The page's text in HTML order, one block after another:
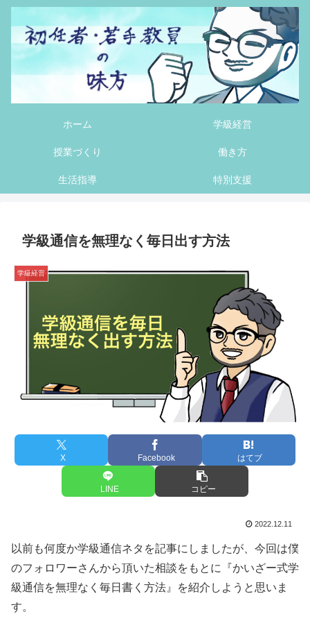
ホーム 学級経営
授業づくり 働き方
生活指導 特別支援
学級通信を無理なく毎日出す方法
学級経営
X Facebook はてブ
LINE コピー
2022.12.11
以前も何度か学級通信ネタを記事にしましたが、今回は僕
のフォロワーさんから頂いた相談をもとに『かいざー式学
級通信を無理なく毎日書く方法』を紹介しようと思いま
す。